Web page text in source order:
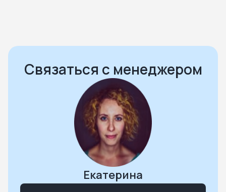
Дзержинский. Томилинское кладбище
Дмитров. Красная горка
Дмитров. Некрасовское кладбище
Долгопрудный. Шереметьевское кладбище
Домодедово. Востряковское кладбище
Связаться с менеджером
Екатерина